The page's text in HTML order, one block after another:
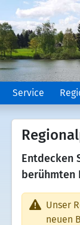
Service
Entdecken
berühmten
Unser
neuen